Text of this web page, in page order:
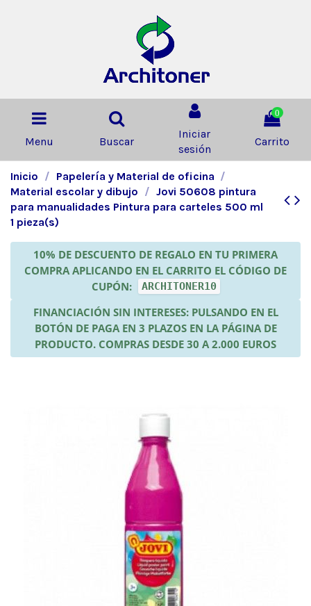
Menu Buscar
Iniciar
sesión
0
Carrito
Inicio
Papelería y Material de oficina
Material escolar y dibujo
Jovi 50608 pintura
para manualidades Pintura para carteles 500 ml
1 pieza(s)
10% DE DESCUENTO DE REGALO EN TU PRIMERA
COMPRA APLICANDO EN EL CARRITO EL CÓDIGO DE
CUPÓN:
ARCHITONER10
FINANCIACIÓN SIN INTERESES: PULSANDO EN EL
BOTÓN DE PAGA EN 3 PLAZOS EN LA PÁGINA DE
PRODUCTO. COMPRAS DESDE 30 A 2.000 EUROS